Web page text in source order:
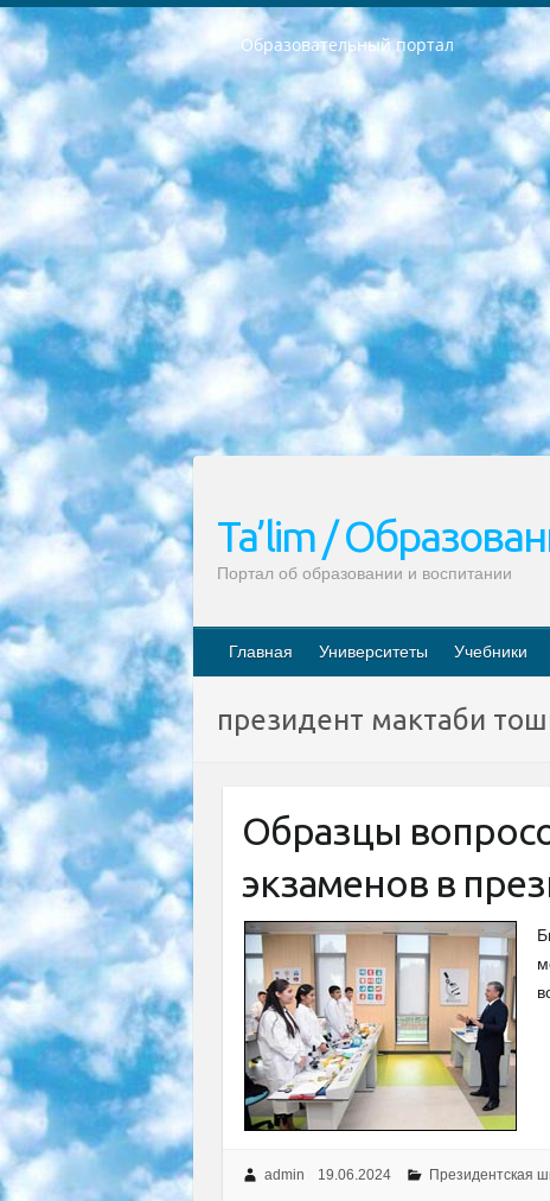
Образовательный портал
РЕСПУБЛИКА УЗБЕКИСТАН МИНИСТРЕРСТВО ДОШКОЛЬНОГО И ШКОЛЬНОГО ОБРАЗОВАНИЯ КОМАНДА в общеобразовательных учреждениях в 2023-2024 учебном году организация и проведение итоговой государственной аттестации обучающихся о Министра дошкольного и школьного образования Республики Узбекистан от 4 марта 2008 года (постановлением Минюста от 20 марта 2008 года № 1778 государственной регистрации) «Итоговое состояние учащихся общего среднего образования на основании положения об утверждении положения об аттестации общего среднего образования выпускной экзамен студентов в образовательных учреждениях в 2023-2024 учебном году В целях организации и прохождения аттестации приказываю: 1. Следующее: перечень предметов, по которым будет проводиться итоговая государственная аттестация и экзамен формы перевода согласно приложению 1; сертификаты международного образца, оценивающие уровень владения иностранными языками перечень согласно приложению 2; 2. Педагогический при специализированных образовательных учреждениях. научно-практический центр квалификации и международной оценки (Д.Давидова) 2024 г. До 25 марта: задания по предметам, по которым будет проводиться итоговая аттестация разработка и утверждение технических условий; итоговая аттестация на основании разработанного предметного задания разработка вопросов по предметам (устно и письменно), экзамен передача; общеобразовательные средние школы и специальные учебные заведения учащиеся выпускных классов школ и интернатов в агентской системе подготовка базы данных экзаменационных материалов и критериев оценки; перевод базы экзаменационных материалов на все языки обучения подать в Республиканский образовательный центр для изготовления; варианты экзаменов на основе разработанных контрольных материалов пусть будут поставлены задачи формирования. 3. Республиканский образовательный центр (Ш.Худайкулов) до 5 апреля 2024 года. до: база данных предоставленных экзаменационных материалов на все языки обучения перевод и экспертиза; для слепых, слабовидящих, глухих, слабослышащих и умственно отсталых детей учащиеся выпускных классов специализированных школ и школ-интернатов база данных экзаменационных материалов на всех преподаваемых языках подготовка критериев оценки; специализированные школы для умственно отсталых детей и технологии для учащихся выпускных классов школ-интернатов разработка соответствующих рекомендаций и критериев проведения ЕГЭ по естествознанию давать задания. 4. Педагогический при специализированных образовательных учреждениях. Научно-практический центр навыков и международной оценки (Д.Давидова), Республика образовательный центр (Худайкулов Ш.) итоговый
Ta’lim /
Портал об образовании и воспитании
Главная Университеты Учебники
президент мактаби
Образцы
экзаменов в
admin 19.06.2024 Президентская